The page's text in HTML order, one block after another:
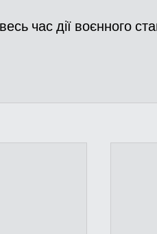
час дії воєнного